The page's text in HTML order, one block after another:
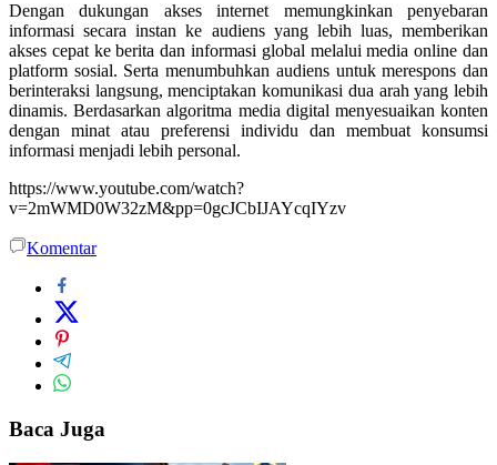
Dengan dukungan akses internet memungkinkan penyebaran
informasi secara instan ke audiens yang lebih luas, memberikan
akses cepat ke berita dan informasi global melalui media online dan
platform sosial. Serta menumbuhkan audiens untuk merespons dan
berinteraksi langsung, menciptakan komunikasi dua arah yang lebih
dinamis. Berdasarkan algoritma media digital menyesuaikan konten
dengan minat atau preferensi individu dan membuat konsumsi
informasi menjadi lebih personal.
https://www.youtube.com/watch?
v=2mWMD0W32zM&pp=0gcJCbIJAYcqIYzv
Komentar
Baca Juga